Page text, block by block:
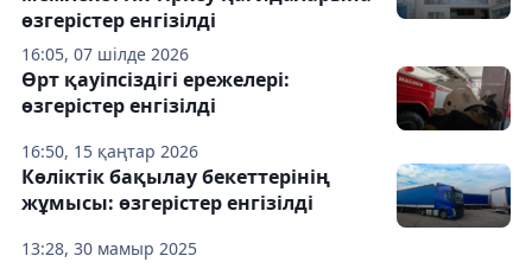
16:05, 07 шілде 2026
өзгерістер енгізілді
16:50, 15 қаңтар 2026
Өрт қауіпсіздігі ережелері:
өзгерістер енгізілді
13:28, 30 мамыр 2025
Көліктік бақылау бекеттерінің
жұмысы: өзгерістер енгізілді